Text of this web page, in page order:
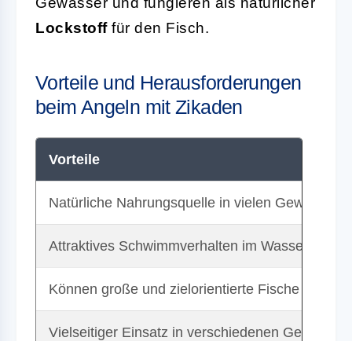
Lockstofffür den Fisch.
Vorteile und Herausforderungen
beim Angeln mit Zikaden
Vorteile
Natürliche Nahrungsquelle in vielen Gewässern
Attraktives Schwimmverhalten im Wasser
Können große und zielorientierte Fische
Vielseitiger Einsatz in verschiedenen